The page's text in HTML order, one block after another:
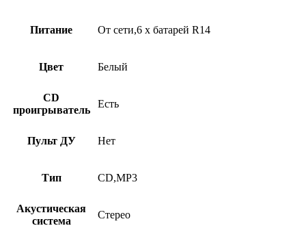
Питание От сети,6 x батарей R14
Цвет Белый
CD
проигрыватель
Есть
Пульт ДУ Нет
Тип CD,МР3
Акустическая
система
Стерео